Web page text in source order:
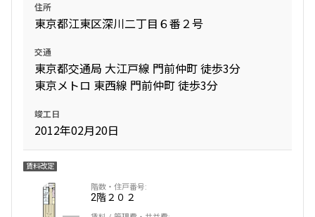
184,000円15,000円
1LDK40.03㎡
8階８２２
住所
東京都江東区深川二丁目６番２号
交通
東京都交通局 大江戸線 門前仲町 徒歩3分
東京メトロ 東西線 門前仲町 徒歩3分
竣工日
2012年02月20日
賃料改定
2階２０２